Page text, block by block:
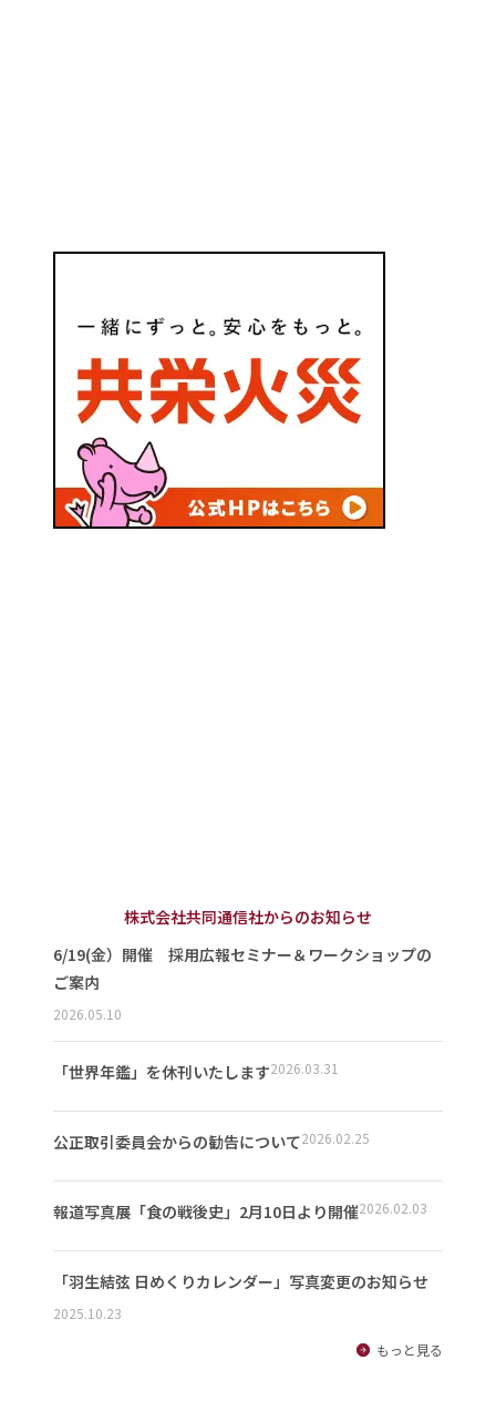
株式会社共同通信社からのお知らせ
6/19(金）開催 採用広報セミナー＆ワークショップの
ご案内
2026.05.10
「世界年鑑」を休刊いたします2026.03.31
公正取引委員会からの勧告について2026.02.25
報道写真展「食の戦後史」2月10日より開催2026.02.03
「羽生結弦 日めくりカレンダー」写真変更のお知らせ
2025.10.23
もっと見る